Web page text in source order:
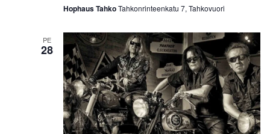
Hophaus TahkoTahkonrinteenkatu 7, Tahkovuori
PE
28